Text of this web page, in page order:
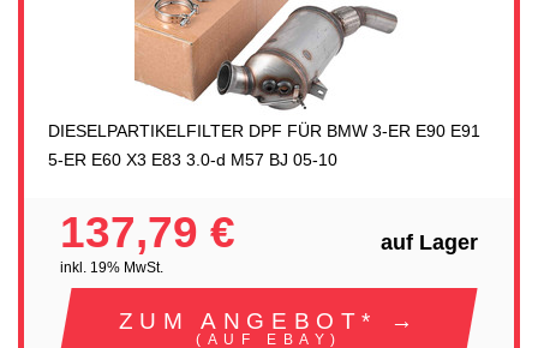
DIESELPARTIKELFILTER DPF FÜR BMW 3-ER E90 E91
5-ER E60 X3 E83 3.0-d M57 BJ 05-10
137,79 €
inkl. 19% MwSt.
auf Lager
ZUM ANGEBOT* →
(AUF EBAY)